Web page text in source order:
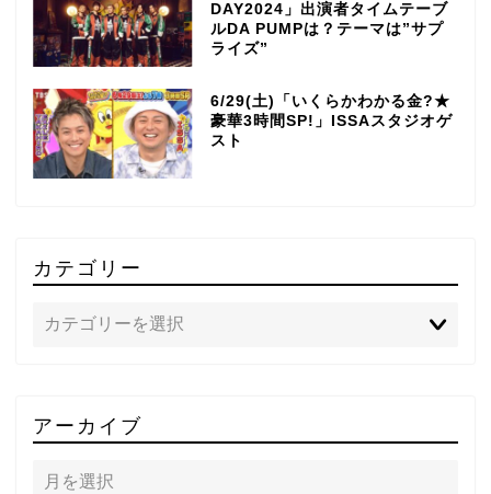
DAY2024」出演者タイムテーブ
ルDA PUMPは？テーマは”サプ
ライズ”
6/29(土)「いくらかわかる金?★
豪華3時間SP!」ISSAスタジオゲ
スト
カテゴリー
アーカイブ